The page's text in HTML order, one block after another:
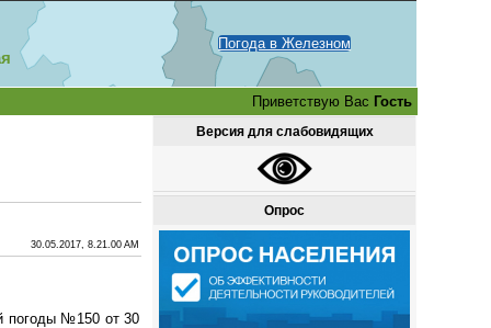
Погода в Железном
Приветствую Вас Гость
30.05.2017, 8.21.00 AM
погоды №150 от 30
Версия для слабовидящих
Опрос